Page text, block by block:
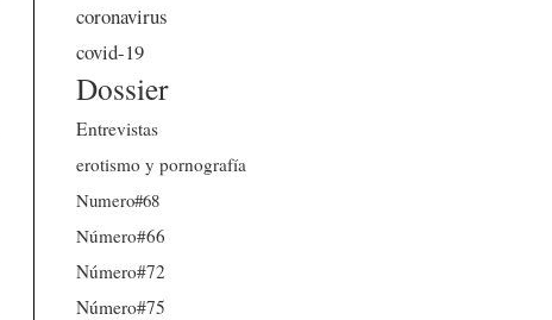
coronavirus
covid-19
Dossier
Entrevistas
erotismo y pornografía
Numero#68
Número#66
Número#72
Número#75